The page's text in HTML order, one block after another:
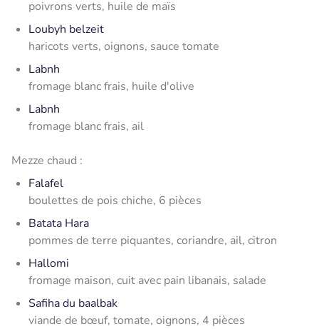
poivrons verts, huile de maïs
Loubyh belzeit
haricots verts, oignons, sauce tomate
Labnh
fromage blanc frais, huile d'olive
Labnh
fromage blanc frais, ail
Mezze chaud :
Falafel
boulettes de pois chiche, 6 pièces
Batata Hara
pommes de terre piquantes, coriandre, ail, citron
Hallomi
fromage maison, cuit avec pain libanais, salade
Safiha du baalbak
viande de bœuf, tomate, oignons, 4 pièces